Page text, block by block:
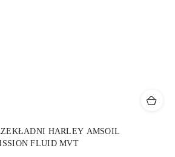
HARLEY AMSOIL
FLUID MVT